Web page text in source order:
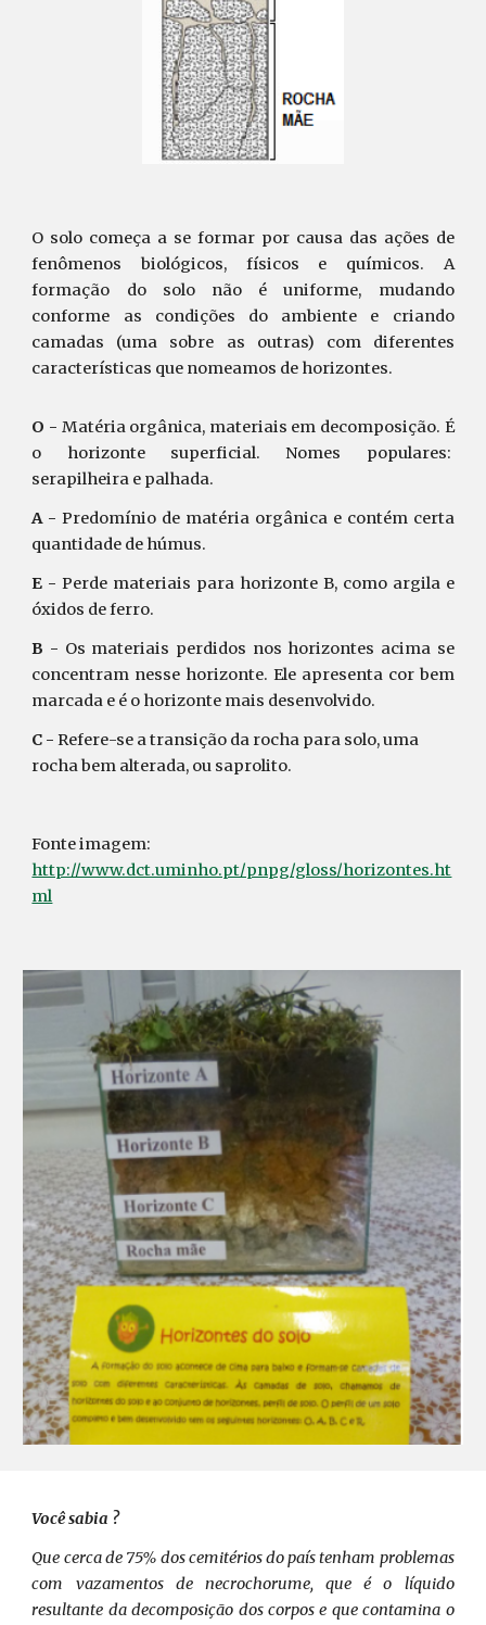
O solo começa a se formar por causa das ações de
fenômenos biológicos, físicos e químicos. A
formação do solo não é uniforme, mudando
conforme as condições do ambiente e criando
camadas (uma sobre as outras) com diferentes
características que nomeamos de horizontes.
O - Matéria orgânica, materiais em decomposição. É
o horizonte superficial. Nomes populares:
serapilheira e palhada.
A - Predomínio de matéria orgânica e contém certa
quantidade de húmus.
E - Perde materiais para horizonte B, como argila e
óxidos de ferro.
B - Os materiais perdidos nos horizontes acima se
concentram nesse horizonte. Ele apresenta cor bem
marcada e é o horizonte mais desenvolvido.
C - Refere-se a transição da rocha para solo, uma
rocha bem alterada, ou saprolito.
Fonte imagem:
http://www.dct.uminho.pt/pnpg/gloss/horizontes.ht
ml
Você sabia ?
Que cerca de 75% dos cemitérios do país tenham problemas
com vazamentos de necrochorume, que é o líquido
resultante da decomposição dos corpos e que contamina o